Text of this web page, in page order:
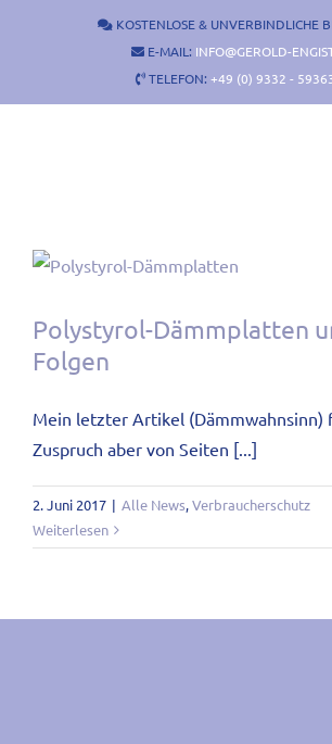
KOSTENLOSE & UNVERBINDLICHE
E-MAIL: INFO@GEROLD-
TELEFON: +49 (0) 9332 -
Polystyrol-Dämmplatten
Folgen
Mein letzter Artikel (Dämmwahnsinn)
Zuspruch aber von Seiten [...]
2. Juni 2017 | Alle News,Verbraucherschutz
Weiterlesen